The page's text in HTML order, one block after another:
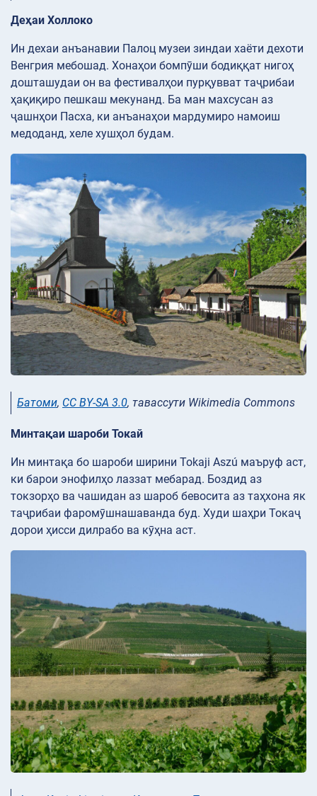
Деҳаи Холлоко
Ин дехаи анъанавии Палоц музеи зиндаи хаёти дехоти
Венгрия мебошад. Хонаҳои бомпӯши бодиққат нигоҳ
дошташудаи он ва фестивалҳои пурқувват таҷрибаи
ҳақиқиро пешкаш мекунанд. Ба ман махсусан аз
ҷашнҳои Пасха, ки анъанаҳои мардумиро намоиш
медоданд, хеле хушҳол будам.
Батоми, CC BY-SA 3.0, тавассути Wikimedia Commons
Минтақаи шароби Токай
Ин минтақа бо шароби ширини Tokaji Aszú маъруф аст,
ки барои энофилҳо лаззат мебарад. Боздид аз
токзорҳо ва чашидан аз шароб бевосита аз таҳхона як
таҷрибаи фаромӯшнашаванда буд. Худи шаҳри Токаҷ
дорои ҳисси дилрабо ва кӯҳна аст.